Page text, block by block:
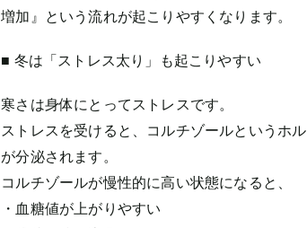
増加』という流れが起こりやすくなります。
■ 冬は「ストレス太り」も起こりやすい
寒さは身体にとってストレスです。
ストレスを受けると、コルチゾールというホ
が分泌されます。
コルチゾールが慢性的に高い状態になると、
・血糖値が上がりやすい